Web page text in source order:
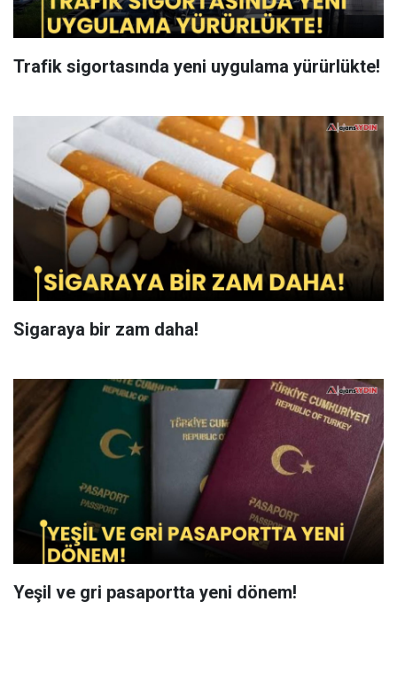
Trafik sigortasında yeni uygulama yürürlükte!
Sigaraya bir zam daha!
Yeşil ve gri pasaportta yeni dönem!